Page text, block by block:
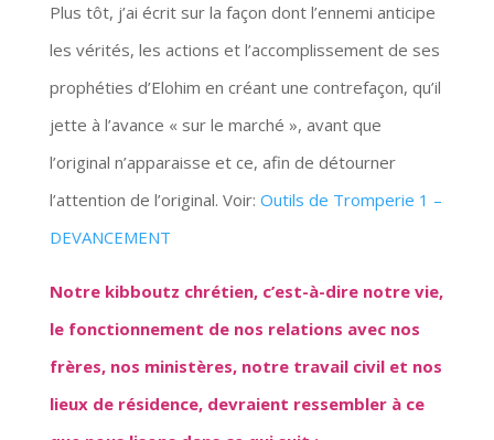
Plus tôt, j’ai écrit sur la façon dont l’ennemi anticipe
les vérités, les actions et l’accomplissement de ses
prophéties d’Elohim en créant une contrefaçon, qu’il
jette à l’avance « sur le marché », avant que
l’original n’apparaisse et ce, afin de détourner
l’attention de l’original. Voir: Outils de Tromperie 1 –
DEVANCEMENT
Notre kibboutz chrétien, c’est-à-dire notre vie,
le fonctionnement de nos relations avec nos
frères, nos ministères, notre travail civil et nos
lieux de résidence, devraient ressembler à ce